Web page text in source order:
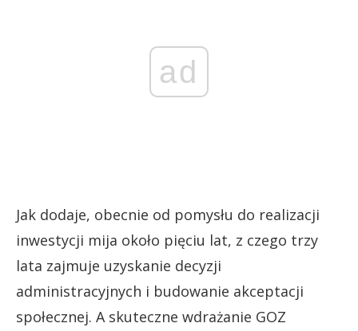
ad
Jak dodaje, obecnie od pomysłu do realizacji
inwestycji mija około pięciu lat, z czego trzy
lata zajmuje uzyskanie decyzji
administracyjnych i budowanie akceptacji
społecznej. A skuteczne wdrażanie GOZ